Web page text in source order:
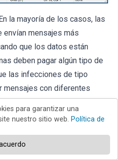
la mayoría de los casos, las
mensajes más
que los datos están
deben pagar algún tipo de
las infecciones de tipo
mensajes con diferentes
",
parecer una buena forma
problema es que la mayoría
para garantizar una
nuestro sitio web. Política de